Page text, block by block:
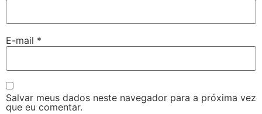
E-mail *
Salvar meus dados neste navegador para a próxima vez
que eu comentar.